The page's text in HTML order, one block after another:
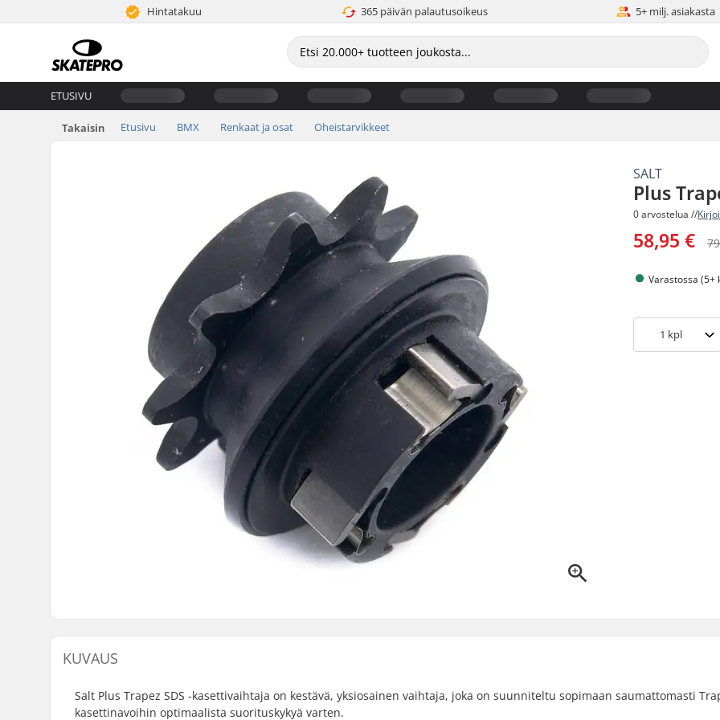
Hintatakuu 365 päivän palautusoikeus 5+ milj. asiakasta
ETUSIVU
Takaisin Etusivu BMX Renkaat ja osat Oheistarvikkeet
SALT
Plus
0 arvostelua //
58,95 €
Varastossa (5+
1 kpl
KUVAUS
Salt Plus Trapez SDS -kasettivaihtaja on kestävä, yksiosainen vaihtaja, joka on suunniteltu sopimaan saumattomasti
kasettinavoihin optimaalista suorituskykyä varten.